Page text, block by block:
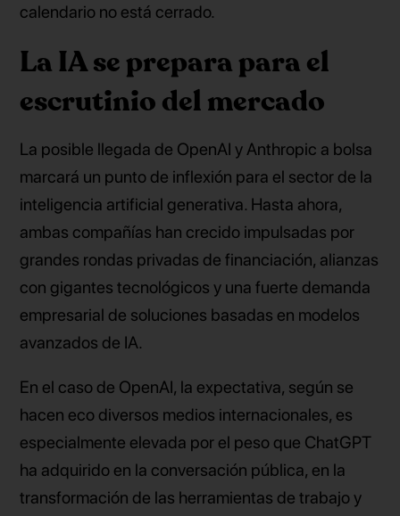
calendario no está cerrado.
La IA se prepara para el
escrutinio del mercado
La posible llegada de OpenAI y Anthropic a bolsa
marcará un punto de inflexión para el sector de la
inteligencia artificial generativa. Hasta ahora,
ambas compañías han crecido impulsadas por
grandes rondas privadas de financiación, alianzas
con gigantes tecnológicos y una fuerte demanda
empresarial de soluciones basadas en modelos
avanzados de IA.
En el caso de OpenAI, la expectativa, según se
hacen eco diversos medios internacionales, es
especialmente elevada por el peso que ChatGPT
ha adquirido en la conversación pública, en la
transformación de las herramientas de trabajo y